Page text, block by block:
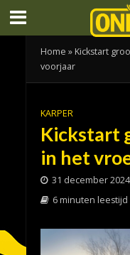
Home » Kickstart
voorjaar
KARPER
Kickstart
in het
31 december 2024
6 minuten leestijd